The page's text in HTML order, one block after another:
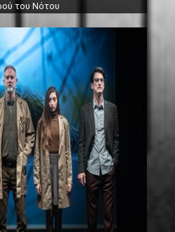
του Νότου